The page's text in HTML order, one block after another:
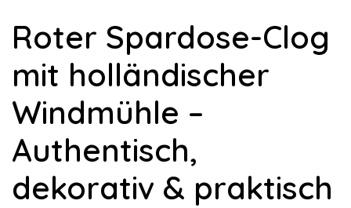
Roter Spardose-Clog
mit holländischer
Windmühle –
Authentisch,
dekorativ & praktisch